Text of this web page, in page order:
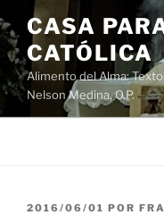
Saltar
al
contenido
CASA
CATÓLICA
Alimento del Alma:
Nelson Medina, O.P.
PUBLICADO
2016/06/01 POR